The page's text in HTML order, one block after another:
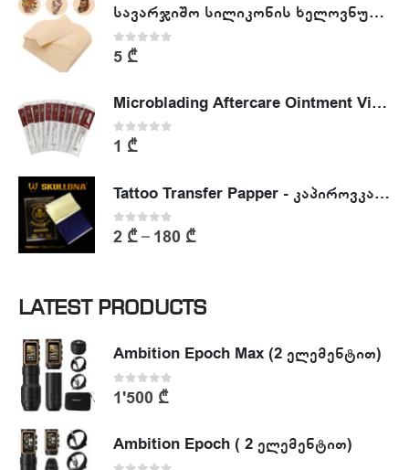
სავარჯიშო სილიკონის ხელოვნური კანი - Tattoo Practike skin
0out of 5
5 ₾
Microblading Aftercare Ointment Vitamin A&D
0 out of 5
1 ₾
Tattoo Transfer Papper - კაპიროვკა - ტატუს ესკიზის კოპირების ქაღალდი
0out of 5
2 ₾– 180 ₾
LATEST PRODUCTS
Ambition Epoch Max (2 ელემენტით)
0out of 5
1'500 ₾
Ambition Epoch ( 2 ელემენტით)